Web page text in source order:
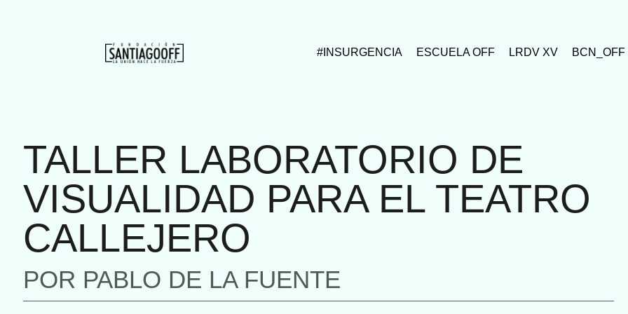
#INSURGENCIA ESCUELA OFF LRDV XV BCN_OFF
TALLER LABORATORIO DE
VISUALIDAD PARA EL TEATRO
CALLEJERO
POR PABLO DE LA FUENTE